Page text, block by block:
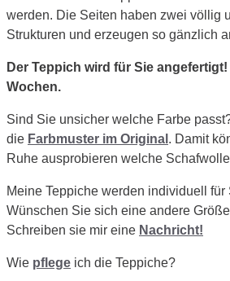
werden. Die Seiten haben zwei völlig
Strukturen und erzeugen so gänzlich
Der Teppich wird für Sie
Wochen.
Sind Sie unsicher welche Farbe
die Farbmuster im Original . Damit
Ruhe ausprobieren welche
Meine Teppiche werden individuell für
Wünschen Sie sich eine andere
Schreiben sie mir eine Nachricht!
Wie pflege ich die Teppiche?